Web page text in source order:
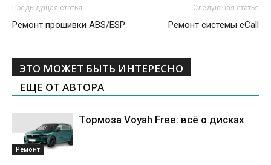
Предыдущая статья
Ремонт прошивки ABS/ESP
Следующая статья
Ремонт системы eCall
ЭТО МОЖЕТ БЫТЬ ИНТЕРЕСНО
ЕЩЕ ОТ АВТОРА
Ремонт
Тормоза Voyah Free: всё о дисках